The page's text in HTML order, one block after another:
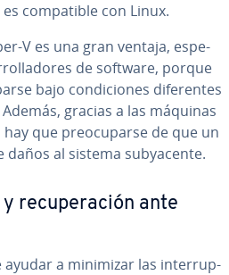
co­m­pa­ti­ble con Linux.
V es una gran ventaja, es­pe­
de software, porque
bajo co­n­di­cio­nes di­fe­re­n­tes
gracias a las máquinas
que preo­cu­par­se de que un
daños al sistema su­b­ya­ce­n­te.
re­cu­pe­ra­ción ante
ayudar a minimizar las in­te­rru­p­